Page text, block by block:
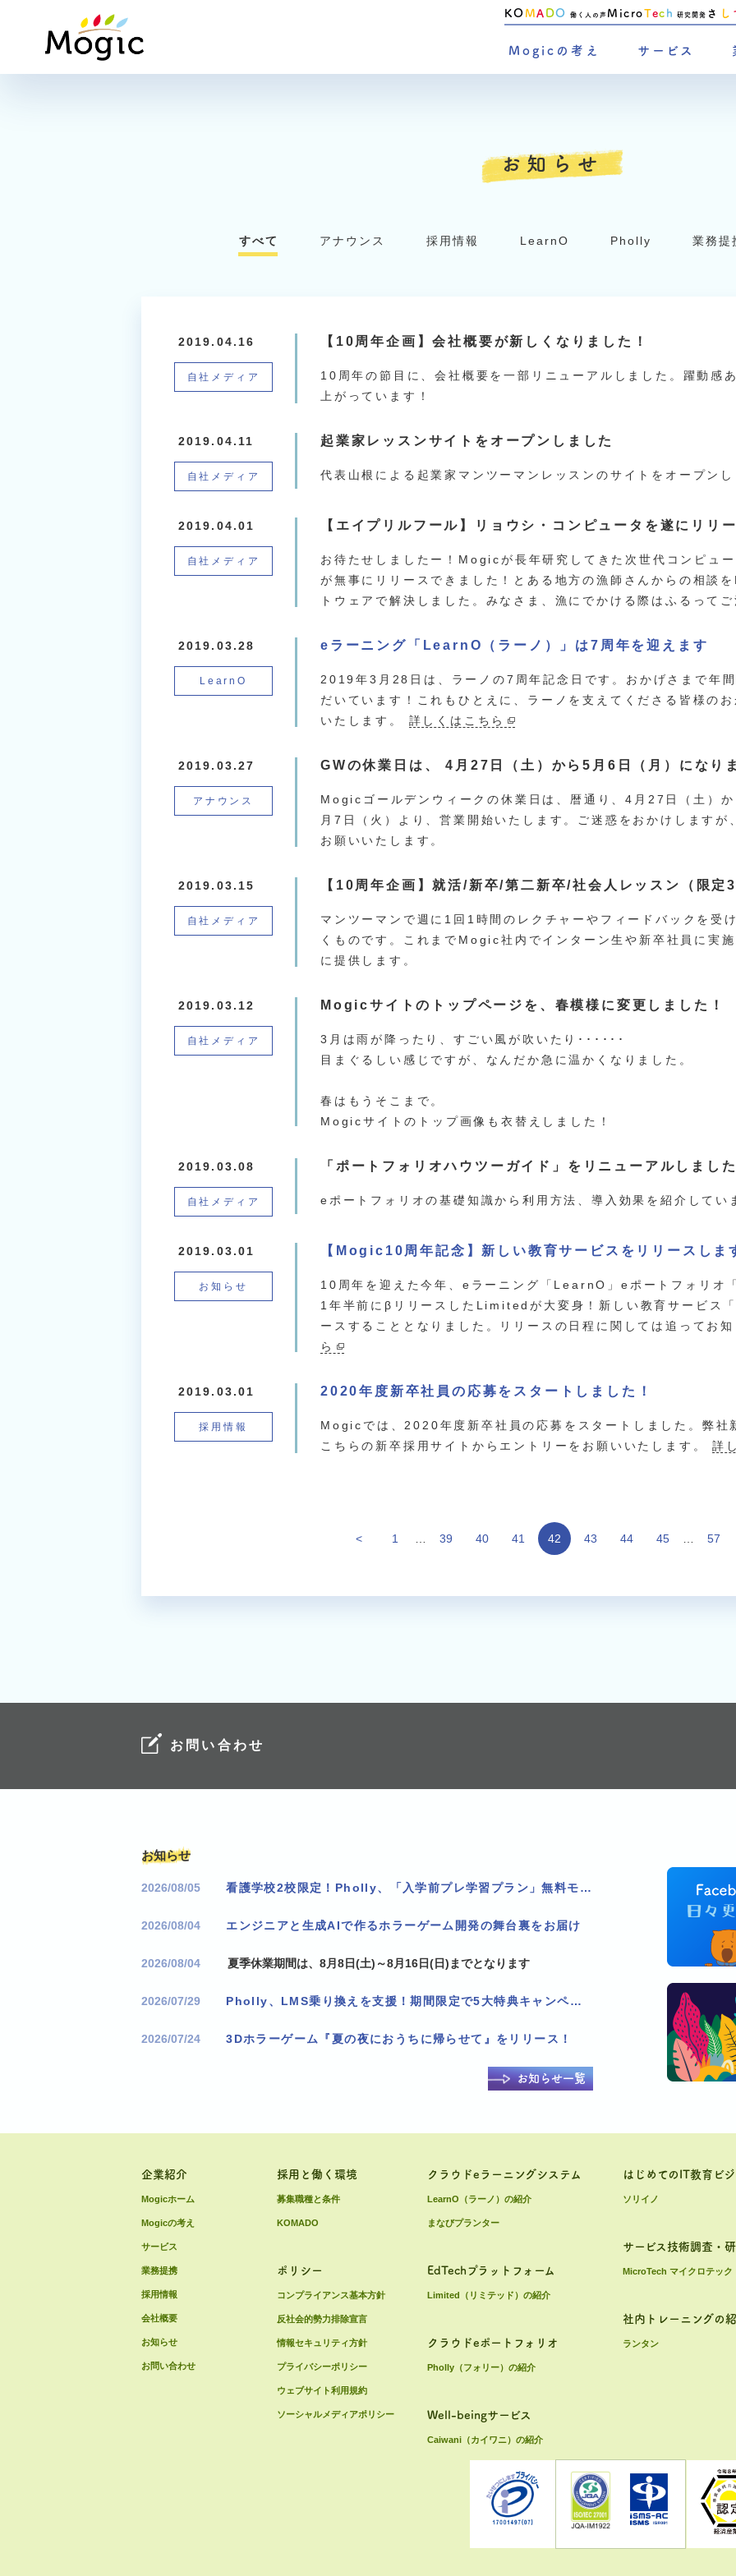
Mogicの考え サービス
KO MA DO 働く人の声 MicroTec h 研究開発 さ し
お知らせ
すべて アナウンス 採用情報 LearnO Pholly 業務提
2019.04.16
自社メディア
【10周年企画】会社概要が新しくなりました！
10周年の節目に、会社概要を一部リニューアルしました。躍動感
上がっています！
2019.04.11
自社メディア
起業家レッスンサイトをオープンしました
代表山根による起業家マンツーマンレッスンのサイトをオープン
2019.04.01
自社メディア
【エイプリルフール】リョウシ・コンピュータを遂にリリ
お待たせしましたー！Mogicが長年研究してきた次世代コンピュ
が無事にリリースできました！とある地方の漁師さんからの相談
トウェアで解決しました。みなさま、漁にでかける際はふるって
2019.03.28
LearnO
eラーニング「LearnO（ラーノ）」は7周年を迎えます
2019年3月28日は、ラーノの7周年記念日です。おかげさまで年
だいています！これもひとえに、ラーノを支えてくださる皆様の
いたします。 詳しくはこちら
2019.03.27
アナウンス
GWの休業日は、 4月27日（土）から5月6日（月）になり
Mogicゴールデンウィークの休業日は、暦通り、4月27日（土）
月7日（火）より、営業開始いたします。ご迷惑をおかけします
お願いいたします。
2019.03.15
自社メディア
【10周年企画】就活/新卒/第二新卒/社会人レッスン（限定
マンツーマンで週に1回1時間のレクチャーやフィードバックを受
くものです。これまでMogic社内でインターン生や新卒社員に実
に提供します。
2019.03.12
自社メディア
Mogicサイトのトップページを、春模様に変更しました！
3月は雨が降ったり、すごい風が吹いたり･･････
目まぐるしい感じですが、なんだか急に温かくなりました。
春はもうそこまで。
Mogicサイトのトップ画像も衣替えしました！
2019.03.08
自社メディア
「ポートフォリオハウツーガイド」をリニューアルしまし
eポートフォリオの基礎知識から利用方法、導入効果を紹介してい
2019.03.01
お知らせ
【Mogic10周年記念】新しい教育サービスをリリースしま
10周年を迎えた今年、eラーニング「LearnO」eポートフォリオ
1年半前にβリリースしたLimitedが大変身！新しい教育サービス
ースすることとなりました。リリースの日程に関しては追ってお
ら
2019.03.01
採用情報
2020年度新卒社員の応募をスタートしました！
Mogicでは、2020年度新卒社員の応募をスタートしました。弊社
こちらの新卒採用サイトからエントリーをお願いいたします。詳
< 1 39 40 41 42 43 44 45 57
お問い合わせ
お知らせ
2026/08/05 看護学校2校限定！Pholly、「入学前プレ学習プラン」無料モニター追加募集！
2026/08/04 エンジニアと生成AIで作るホラーゲーム開発の舞台裏をお届け
2026/08/04 夏季休業期間は、8月8日(土)～8月16日(日)までとなります
2026/07/29 Pholly、LMS乗り換えを支援！期間限定で5大特典キャンペーンを実施！
2026/07/24 3Dホラーゲーム『夏の夜におうちに帰らせて』をリリース！
お知らせ一覧
企業紹介
Mogicホーム
Mogicの考え
サービス
業務提携
採用情報
会社概要
お知らせ
お問い合わせ
採用と働く環境
募集職種と条件
KOMADO
ポリシー
コンプライアンス基本方針
反社会的勢力排除宣言
情報セキュリティ方針
プライバシーポリシー
ウェブサイト利用規約
ソーシャルメディアポリシー
クラウドeラーニングシステム
LearnO（ラーノ）の紹介
まなびプランター
EdTechプラットフォーム
Limited（リミテッド）の紹介
クラウドeポートフォリオ
Pholly（フォリー）の紹介
Well-beingサービス
Caiwani（カイワニ）の紹介
はじめてのIT教育ビ
ソリイノ
サービス技術調査・
MicroTech マイクロテック
社内トレーニングの
ランタン